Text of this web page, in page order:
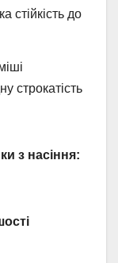
стійкість до
строкатість
з насіння: